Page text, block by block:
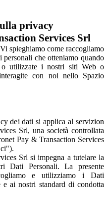
privacy
Services Srl
spieghiamo come raccogliamo
che otteniamo quando
utilizzate i nostri siti Web o
con noi nello Spazio
dei dati si applica al servizion
Srl, una società controllata
Pay & Transaction Services
Srl si impegna a tutelare la
Dati Personali. La presente
e utilizziamo i Dati
ai nostri standard di condotta